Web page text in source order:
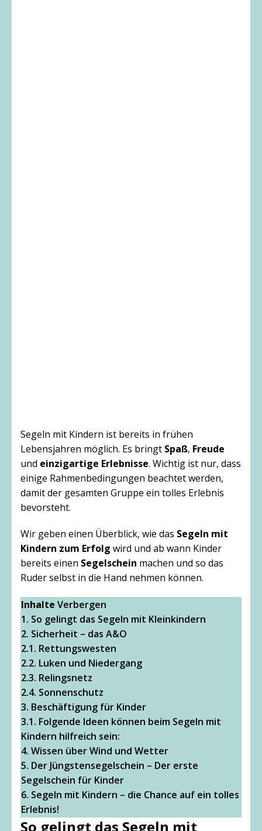
Segeln mit Kindern ist bereits in frühen
Lebensjahren möglich. Es bringt Spaß, Freude
und einzigartige Erlebnisse. Wichtig ist nur, dass
einige Rahmenbedingungen beachtet werden,
damit der gesamten Gruppe ein tolles Erlebnis
bevorsteht.
Wir geben einen Überblick, wie das Segeln mit
Kindern zum Erfolg wird und ab wann Kinder
bereits einen Segelschein machen und so das
Ruder selbst in die Hand nehmen können.
Inhalte Verbergen
1. So gelingt das Segeln mit Kleinkindern
2. Sicherheit – das A&O
2.1. Rettungswesten
2.2. Luken und Niedergang
2.3. Relingsnetz
2.4. Sonnenschutz
3. Beschäftigung für Kinder
3.1. Folgende Ideen können beim Segeln mit
Kindern hilfreich sein:
4. Wissen über Wind und Wetter
5. Der Jüngstensegelschein – Der erste
Segelschein für Kinder
6. Segeln mit Kindern – die Chance auf ein tolles
Erlebnis!
So gelingt das Segeln mit